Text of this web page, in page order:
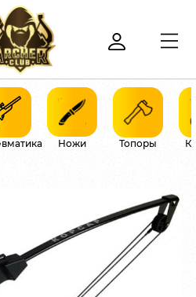
Ножи Топоры